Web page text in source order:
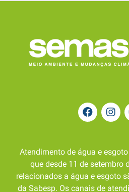
Atendimento de água e
que desde 11 de setembro
relacionados a água e esgoto
da Sabesp. Os canais de